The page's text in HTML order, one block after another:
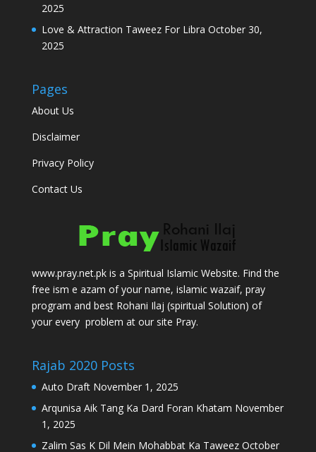
2025
Love & Attraction Taweez For Libra October 30,
2025
Pages
About Us
Disclaimer
Privacy Policy
Contact Us
www.pray.net.pk is a Spiritual Islamic Website. Find the
free ism e azam of your name, islamic wazaif, pray
program and best Rohani Ilaj (spiritual Solution) of
your every problem at our site Pray.
Rajab 2020 Posts
Auto Draft November 1, 2025
Arqunisa Aik Tang Ka Dard Foran Khatam November
1, 2025
Zalim Sas K Dil Mein Mohabbat Ka Taweez October